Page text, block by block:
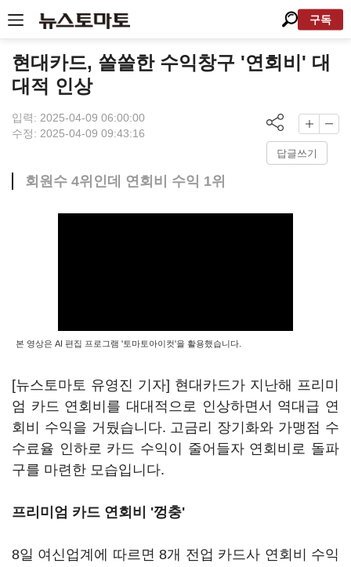
구독
현대카드, 쏠쏠한 수익창구 '연회비' 대
대적 인상
입력: 2025-04-09 06:00:00
수정: 2025-04-09 09:43:16
답글쓰기
회원수 4위인데 연회비 수익 1위
본 영상은 AI 편집 프로그램 '토마토아이컷'을 활용했습니다.
[뉴스토마토 유영진 기자] 현대카드가 지난해 프리미
엄 카드 연회비를 대대적으로 인상하면서 역대급 연
회비 수익을 거뒀습니다. 고금리 장기화와 가맹점 수
수료율 인하로 카드 수익이 줄어들자 연회비로 돌파
구를 마련한 모습입니다.
프리미엄 카드 연회비 '껑충'
8일 여신업계에 따르면 8개 전업 카드사 연회비 수익